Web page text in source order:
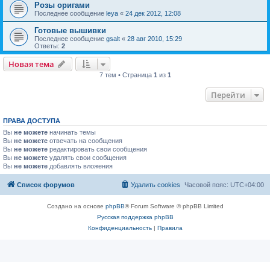
Розы оригами
Последнее сообщение leya « 24 дек 2012, 12:08
Готовые вышивки
Последнее сообщение gsalt « 28 авг 2010, 15:29
Ответы: 2
Новая тема
7 тем • Страница 1 из 1
Перейти
ПРАВА ДОСТУПА
Вы не можете начинать темы
Вы не можете отвечать на сообщения
Вы не можете редактировать свои сообщения
Вы не можете удалять свои сообщения
Вы не можете добавлять вложения
Список форумов Часовой пояс: UTC+04:00
Удалить cookies
Создано на основе phpBB® Forum Software © phpBB Limited
Русская поддержка phpBB
Конфиденциальность| Правила